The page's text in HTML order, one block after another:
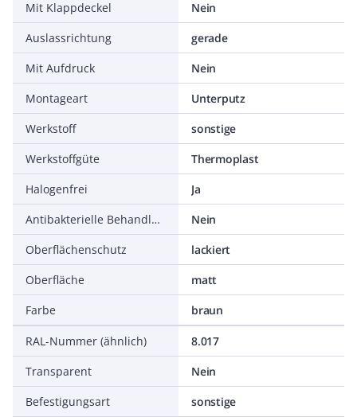
Mit Klappdeckel
Nein
Auslassrichtung
gerade
Mit Aufdruck
Nein
Montageart
Unterputz
Werkstoff
sonstige
Werkstoffgüte
Thermoplast
Halogenfrei
Ja
Antibakterielle Behandlung
Nein
Oberflächenschutz
lackiert
Oberfläche
matt
Farbe
braun
RAL-Nummer (ähnlich)
8.017
Transparent
Nein
Befestigungsart
sonstige